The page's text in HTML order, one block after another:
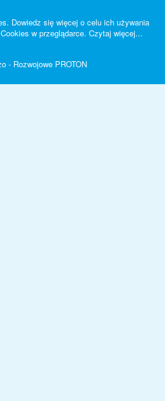
Dowiedz się więcej o celu ich używania
w przeglądarce. Czytaj więcej...
- Rozwojowe PROTON